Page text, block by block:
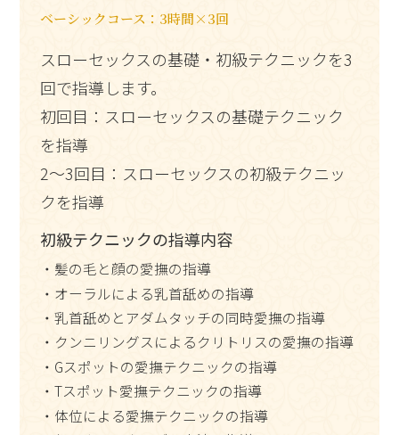
ベーシックコース：3時間×3回
スローセックスの基礎・初級テクニックを3
回で指導します。
初回目：スローセックスの基礎テクニック
を指導
2～3回目：スローセックスの初級テクニッ
クを指導
初級テクニックの指導内容
・髪の毛と顔の愛撫の指導
・オーラルによる乳首舐めの指導
・乳首舐めとアダムタッチの同時愛撫の指導
・クンニリングスによるクリトリスの愛撫の指導
・Gスポットの愛撫テクニックの指導
・Tスポット愛撫テクニックの指導
・体位による愛撫テクニックの指導